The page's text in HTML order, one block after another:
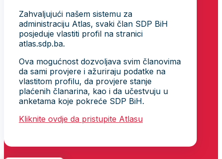
Zahvaljujući našem sistemu za
administraciju Atlas, svaki član SDP BiH
posjeduje vlastiti profil na stranici
atlas.sdp.ba.
Ova mogućnost dozvoljava svim članovima
da sami provjere i ažuriraju podatke na
vlastitom profilu, da provjere stanje
plaćenih članarina, kao i da učestvuju u
anketama koje pokreće SDP BiH.
Kliknite ovdje da pristupite Atlasu